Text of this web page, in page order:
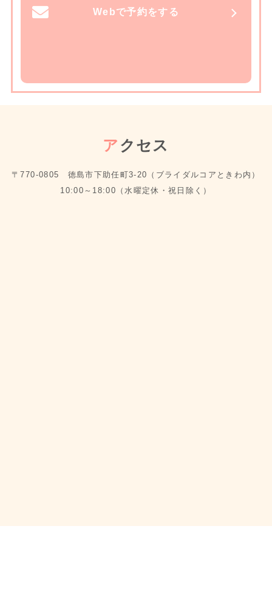
Webで予約をする
ア クセス
〒770-0805 徳島市下助任町3-20（ブライダルコアときわ内）
10:00～18:00（水曜定休・祝日除く）